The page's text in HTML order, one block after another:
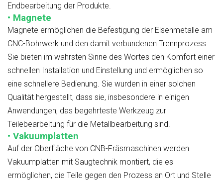
Endbearbeitung der Produkte.
• Magnete
Magnete ermöglichen die Befestigung der Eisenmetalle am
CNC-Bohrwerk und den damit verbundenen Trennprozess.
Sie bieten im wahrsten Sinne des Wortes den Komfort einer
schnellen Installation und Einstellung und ermöglichen so
eine schnellere Bedienung. Sie wurden in einer solchen
Qualität hergestellt, dass sie, insbesondere in einigen
Anwendungen, das begehrteste Werkzeug zur
Teilebearbeitung für die Metallbearbeitung sind.
• Vakuumplatten
Auf der Oberfläche von CNB-Fräsmaschinen werden
Vakuumplatten mit Saugtechnik montiert, die es
ermöglichen, die Teile gegen den Prozess an Ort und Stelle